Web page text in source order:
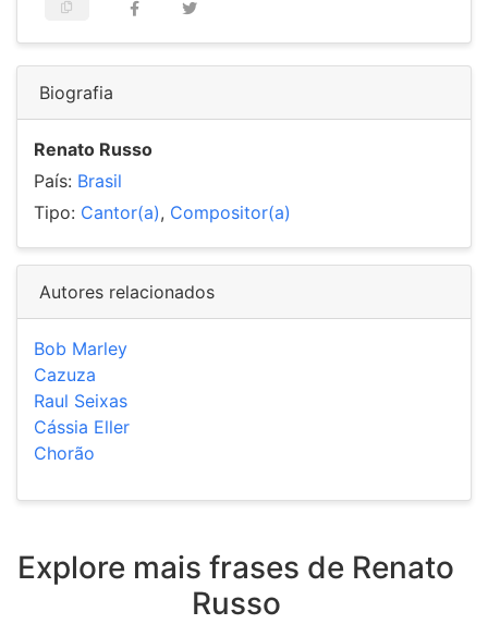
Biografia
Renato Russo
País: Brasil
Tipo: Cantor(a), Compositor(a)
Autores relacionados
Bob Marley
Cazuza
Raul Seixas
Cássia Eller
Chorão
Explore mais frases de Renato
Russo